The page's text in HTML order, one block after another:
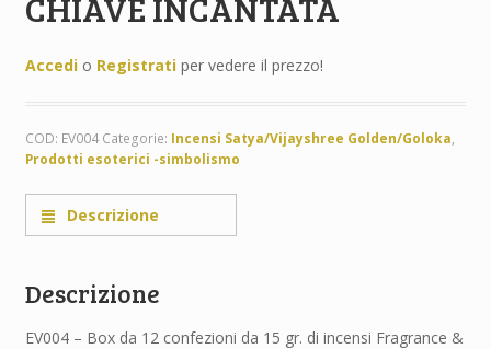
Accedio Registratiper vedere il prezzo!
COD: EV004 Categorie: Incensi Satya/Vijayshree Golden/Goloka,
Prodotti esoterici -simbolismo
Descrizione
Descrizione
EV004 – Box da 12 confezioni da 15 gr. di incensi Fragrance &